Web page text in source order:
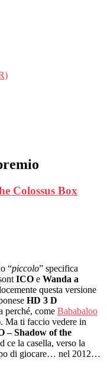
Colossus Box
“piccolo” specifica
ICO e Wanda a
questa versione
HD 3 D ​​
perché, come Bababaloo
Ma ti faccio vedere in
– Shadow of the
ce la casella, verso la
di giocare… nel 2012…